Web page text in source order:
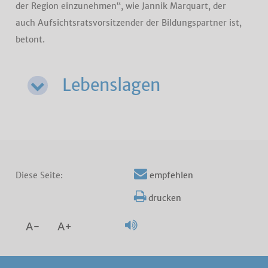
der Region einzunehmen“, wie Jannik Marquart, der
auch Aufsichtsratsvorsitzender der Bildungspartner ist,
betont.
Lebenslagen
Diese Seite: empfehlen
drucken
A- A+